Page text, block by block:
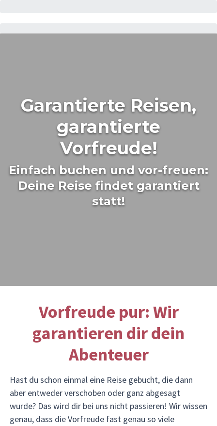
Garantierte Reisen,
garantierte
Vorfreude!
Einfach buchen und vor-freuen:
Deine Reise findet garantiert
statt!
Vorfreude pur: Wir
garantieren dir dein
Abenteuer
Hast du schon einmal eine Reise gebucht, die dann
aber entweder verschoben oder ganz abgesagt
wurde? Das wird dir bei uns nicht passieren! Wir wissen
genau, dass die Vorfreude fast genau so viele